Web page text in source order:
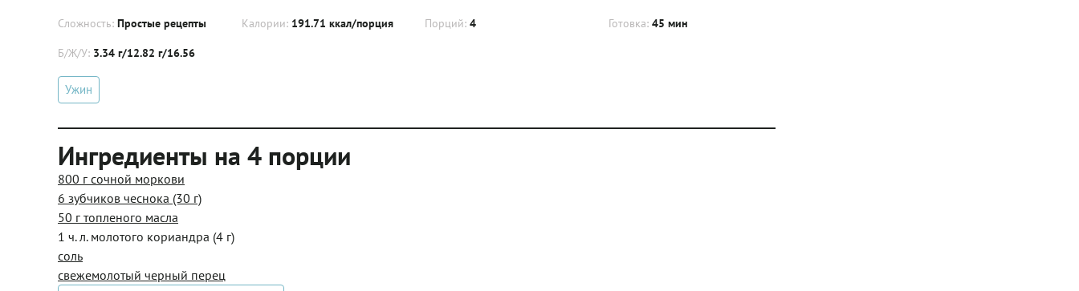
Сложность: Простые рецепты Калории: 191.71 ккал/порция Порций: 4 Готовка: 45 мин
Б/Ж/У: 3.34 г/12.82 г/16.56
Ужин
Ингредиенты на 4 порции
800 г сочной моркови
6 зубчиков чеснока (30 г)
50 г топленого масла
1 ч. л. молотого кориандра (4 г)
соль
свежемолотый черный перец